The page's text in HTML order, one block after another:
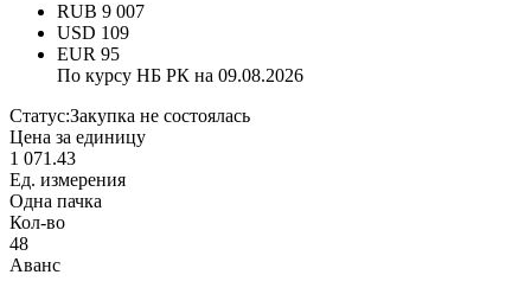
RUB 9 007
USD 109
EUR 95
По курсу НБ РК на 09.08.2026
Статус:Закупка не состоялась
Цена за единицу
1 071.43
Ед. измерения
Одна пачка
Кол-во
48
Аванс